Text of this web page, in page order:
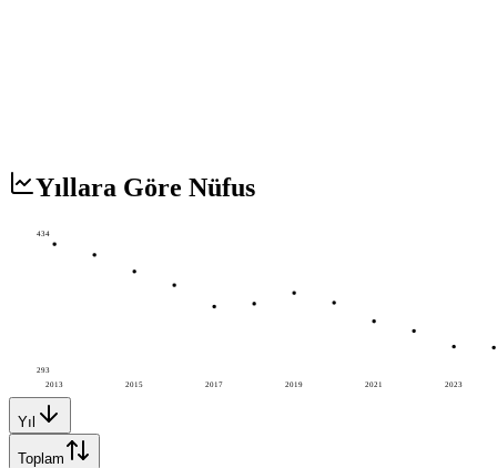
Yıllara Göre Nüfus
2013 2015 2017 2019 2021 2023
434
293
Yıl
Toplam